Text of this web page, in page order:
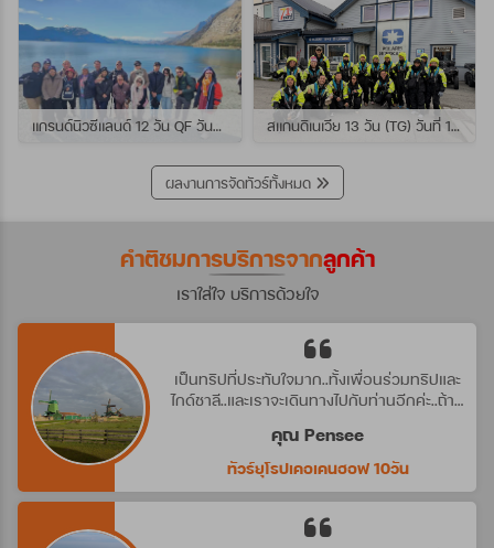
แกรนด์นิวซีแลนด์ 12 วัน QF วันที่ 22 กรกฎาคม - 3 สิงหาคม 2569 เดินทางกับไกด์พี่โจ้ สแกนดิเนเวีย 13 วัน (TG) วันที่ 10-22 กรกฏาคม 2569 เดินทางกับไกด์พี่เต้ย
ผลงานการจัดทัวร์ทั้งหมด
คำติชมการบริการจากลูกค้า
เราใส่ใจ บริการด้วยใจ
เป็นทริปที่ประทับใจมาก..ทั้งเพื่อนร่วมทริปและ
ไกด์ชาลี..และเราจะเดินทางไปกับท่านอีกค่ะ..ถ้ามี
คุณ Pensee
ทัวร์ยุโรปเคอเคนฮอฟ 10วัน